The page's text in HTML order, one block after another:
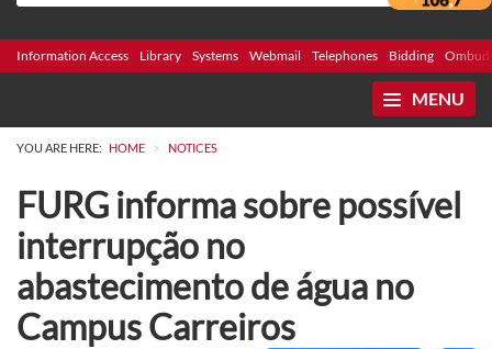
Information Access Library Systems Webmail Telephones Bidding
MENU
YOU ARE HERE: HOME > NOTICES
FURG informa sobre possível
interrupção no
abastecimento de água no
Campus Carreiros